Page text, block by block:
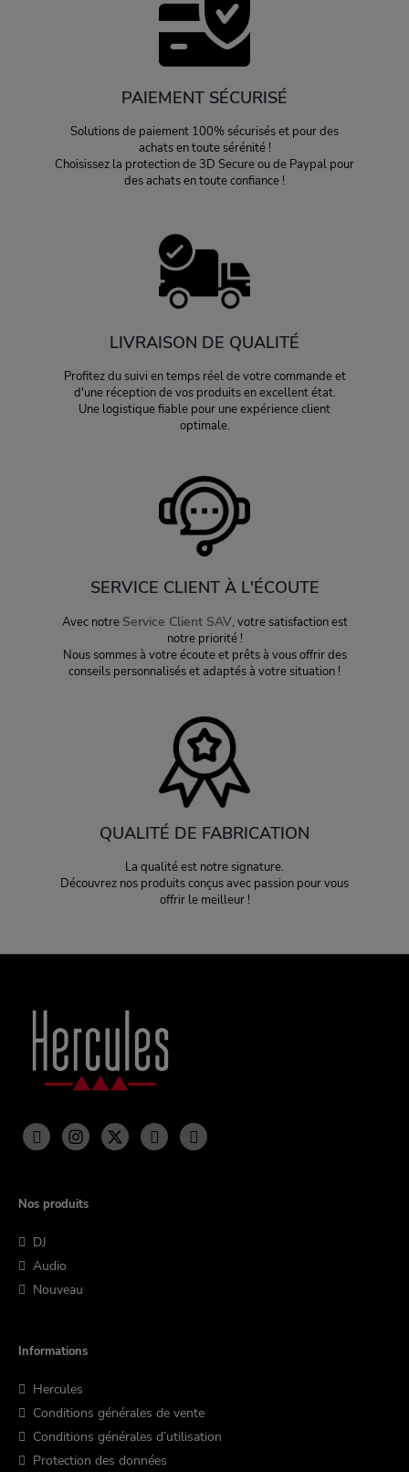
PAIEMENT SÉCURISÉ
Solutions de paiement 100% sécurisés et pour des
achats en toute sérénité !
Choisissez la protection de 3D Secure ou de Paypal pour
des achats en toute confiance !
LIVRAISON DE QUALITÉ
Profitez du suivi en temps réel de votre commande et
d'une réception de vos produits en excellent état.
Une logistique fiable pour une expérience client
optimale.
SERVICE CLIENT À L'ÉCOUTE
Avec notre Service Client SAV, votre satisfaction est
notre priorité !
Nous sommes à votre écoute et prêts à vous offrir des
conseils personnalisés et adaptés à votre situation !
QUALITÉ DE FABRICATION
La qualité est notre signature.
Découvrez nos produits conçus avec passion pour vous
offrir le meilleur !
Nos produits
DJ
Audio
Nouveau
Informations
Hercules
Conditions générales de vente
Conditions générales d’utilisation
Protection des données